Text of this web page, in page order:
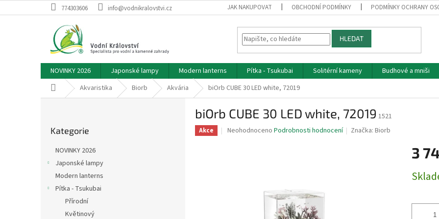
na
774303606 info@vodnikralovstvi.cz JAK NAKUPOVAT OBCHODNÍ PODMÍNKY PODMÍNKY OCHRANY
HLEDAT
NOVINKY 2026 Japonské lampy Modern lanterns Pítka - Tsukubai Solitérní kameny Budhové a mniši
Domů Akvaristika Biorb Akvária biOrb CUBE 30 LED white, 72019
kategorie
Kategorie
NOVINKY 2026
Japonské lampy
Modern lanterns
Pítka - Tsukubai
Přírodní
Květinový
biOrb CUBE 30 LED white, 72019 1521
Akce
Průměrné
Neohodnoceno Podrobnosti hodnocení Značka:Biorb
3
cena: